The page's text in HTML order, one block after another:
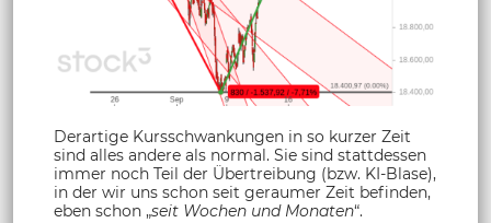
Derartige Kursschwankungen in so kurzer Zeit
sind alles andere als normal. Sie sind stattdessen
immer noch Teil der Übertreibung (bzw. KI-Blase),
in der wir uns schon seit geraumer Zeit befinden,
eben schon „seit Wochen und Monaten“.